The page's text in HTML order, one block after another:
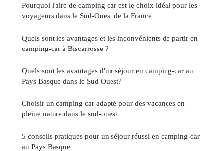
Pourquoi l'aire de camping car est le choix idéal pour les
voyageurs dans le Sud-Ouest de la France
Quels sont les avantages et les inconvénients de partir en
camping-car à Biscarrosse ?
Quels sont les avantages d'un séjour en camping-car au
Pays Basque dans le Sud Ouest?
Choisir un camping car adapté pour des vacances en
pleine nature dans le sud-ouest
5 conseils pratiques pour un séjour réussi en camping-car
au Pays Basque